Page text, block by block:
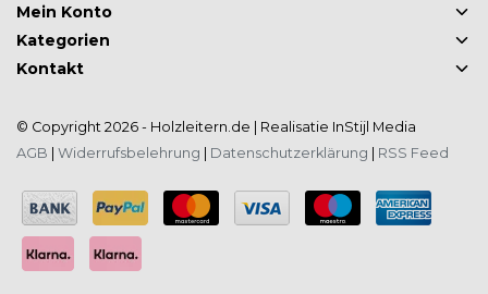
Mein Konto
Kategorien
Kontakt
© Copyright 2026 - Holzleitern.de | Realisatie InStijl Media
AGB
Widerrufsbelehrung Datenschutzerklärung RSS Feed